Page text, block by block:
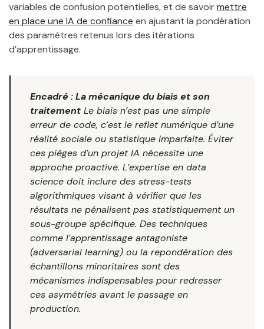
variables de confusion potentielles, et de savoirmettre
en place une IA de confiance en ajustant la pondération
des paramètres retenus lors des itérations
d’apprentissage.
Encadré : La mécanique du biais et son
traitement Le biais n’est pas une simple
erreur de code, c’est le reflet numérique d’une
réalité sociale ou statistique imparfaite. Éviter
ces pièges d’un projet IA nécessite une
approche proactive. L’expertise en data
science doit inclure des stress-tests
algorithmiques visant à vérifier que les
résultats ne pénalisent pas statistiquement un
sous-groupe spécifique. Des techniques
comme l’apprentissage antagoniste
(adversarial learning) ou la repondération des
échantillons minoritaires sont des
mécanismes indispensables pour redresser
ces asymétries avant le passage en
production.